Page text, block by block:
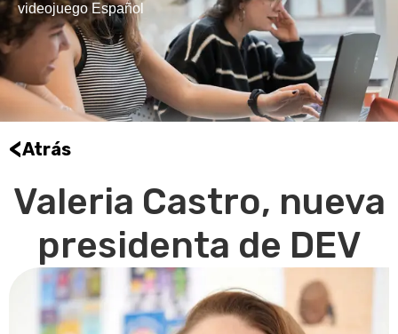
videojuego Español
<Atrás
Valeria Castro, nueva
presidenta de DEV